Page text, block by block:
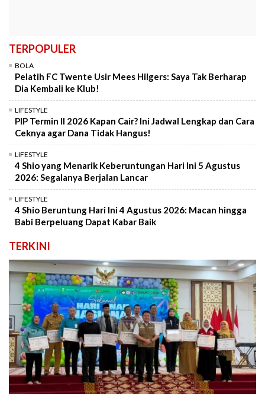
TERPOPULER
BOLA
Pelatih FC Twente Usir Mees Hilgers: Saya Tak Berharap
Dia Kembali ke Klub!
LIFESTYLE
PIP Termin II 2026 Kapan Cair? Ini Jadwal Lengkap dan Cara
Ceknya agar Dana Tidak Hangus!
LIFESTYLE
4 Shio yang Menarik Keberuntungan Hari Ini 5 Agustus
2026: Segalanya Berjalan Lancar
LIFESTYLE
4 Shio Beruntung Hari Ini 4 Agustus 2026: Macan hingga
Babi Berpeluang Dapat Kabar Baik
TERKINI